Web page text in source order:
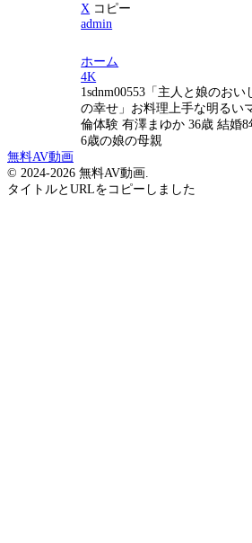
X コピー
admin
ホーム
4K
1sdnm00553「主人と娘のお
の幸せ」お料理上手な明るい
倫体験 有澤まゆか 36歳 結婚
6歳の娘の母親
無料AV動画
© 2024-2026 無料AV動画.
タイトルとURLをコピーしました